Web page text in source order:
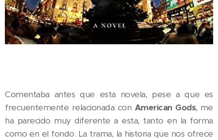
Comentaba antes que esta novela, pese a que es
frecuentemente relacionada con American Gods, me
ha parecido muy diferente a esta, tanto en la forma
como en el fondo. La trama, la historia que nos ofrece